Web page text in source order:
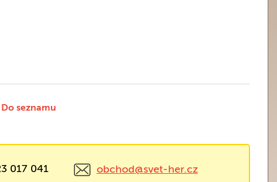
Do seznamu
017 041 obchod@svet-her.cz